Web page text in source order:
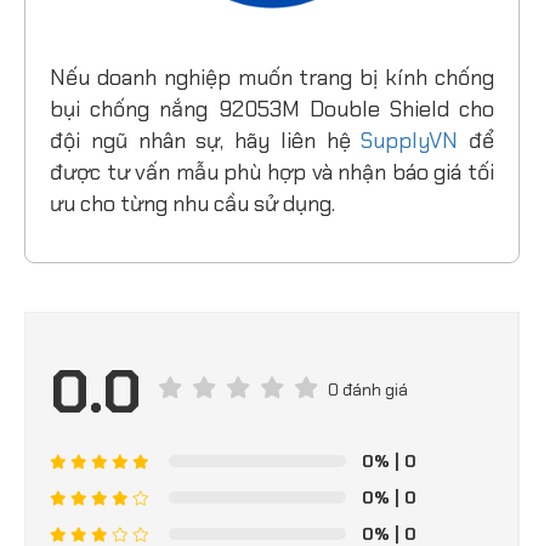
Nếu doanh nghiệp muốn trang bị kính chống
bụi chống nắng 92053M Double Shield cho
đội ngũ nhân sự, hãy liên hệSupplyVN để
được tư vấn mẫu phù hợp và nhận báo giá tối
ưu cho từng nhu cầu sử dụng.
0.0 0 đánh giá
0% | 0
0% | 0
0% | 0